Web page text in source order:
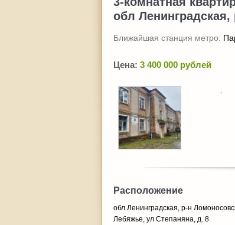
обл
Ближайшая станция метро:
Цена: 3 400 000 рублей
Расположение
обл Ленинградская, р-н
Лебяжье, ул Степаняна, д. 8